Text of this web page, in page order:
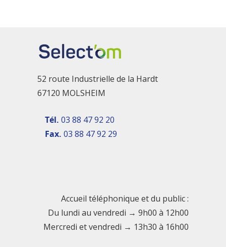
52 route Industrielle de la Hardt
67120 MOLSHEIM
Tél. 03 88 47 92 20
Fax. 03 88 47 92 29
Accueil téléphonique et du public :
Du lundi au vendredi → 9h00 à 12h00
Mercredi et vendredi → 13h30 à 16h00